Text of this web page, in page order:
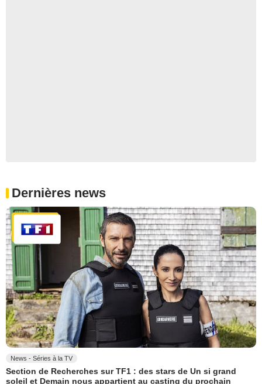
Dernières news
News - Séries à la TV
Section de Recherches sur TF1 : des stars de Un si grand
soleil et Demain nous appartient au casting du prochain